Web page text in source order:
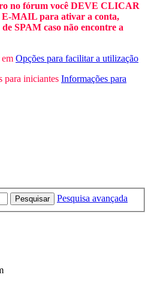
no fórum você DEVE CLICAR
MAIL para ativar a conta,
SPAM caso não encontre a
Opções para facilitar a utilização
para iniciantes Informações para
Pesquisar
Pesquisa avançada